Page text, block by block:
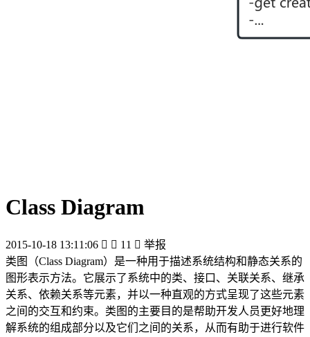
Class Diagram
2015-10-18 13:11:06   11  举报
类图（Class Diagram）是一种用于描述系统结构和静态关系的
图形表示方法。它展示了系统中的类、接口、关联关系、继承
关系、依赖关系等元素，并以一种直观的方式呈现了这些元素
之间的交互和约束。类图的主要目的是帮助开发人员更好地理
解系统的组成部分以及它们之间的关系，从而有助于进行软件